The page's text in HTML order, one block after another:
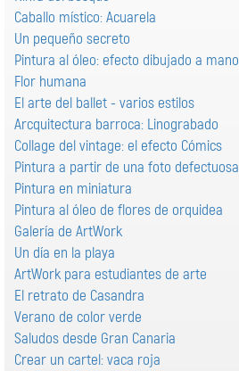
Caballo místico: Acuarela
Un pequeño secreto
Pintura al óleo: efecto dibujado a mano
Flor humana
El arte del ballet - varios estilos
Arcquitectura barroca: Linograbado
Collage del vintage: el efecto Cómics
Pintura a partir de una foto defectuosa
Pintura en miniatura
Pintura al óleo de flores de orquidea
Galería de ArtWork
Un día en la playa
ArtWork para estudiantes de arte
El retrato de Casandra
Verano de color verde
Saludos desde Gran Canaria
Crear un cartel: vaca roja